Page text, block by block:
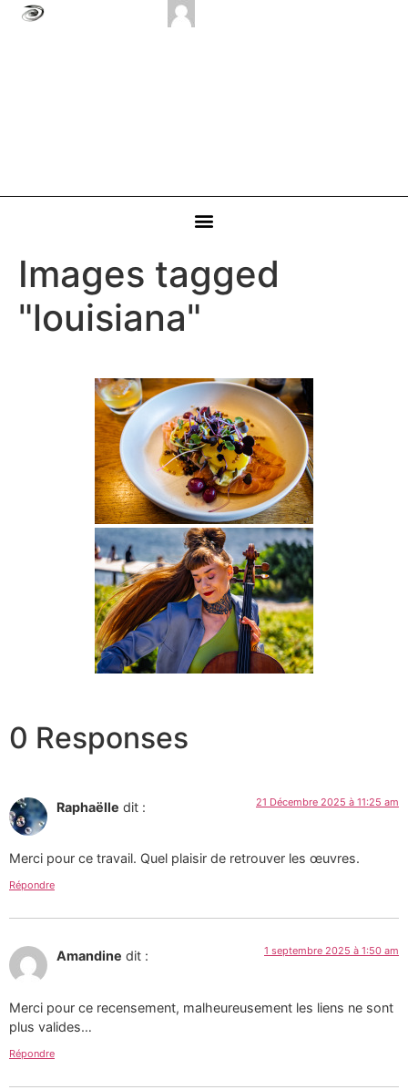
Images tagged
"louisiana"
0 Responses
Raphaëlle dit : 21 Décembre 2025 à 11:25 am
Merci pour ce travail. Quel plaisir de retrouver les œuvres.
Répondre
Amandine dit : 1 septembre 2025 à 1:50 am
Merci pour ce recensement, malheureusement les liens ne sont
plus valides…
Répondre